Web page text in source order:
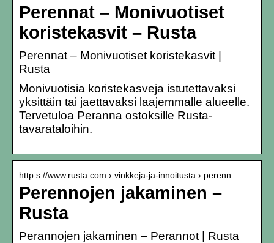
Perennat – Monivuotiset
koristekasvit – Rusta
Perennat – Monivuotiset koristekasvit |
Rusta
Monivuotisia koristekasveja istutettavaksi
yksittäin tai jaettavaksi laajemmalle alueelle.
Tervetuloa Peranna ostoksille Rusta-
tavarataloihin.
http s://www.rusta.com › vinkkeja-ja-innoitusta › perenn…
Perennojen jakaminen –
Rusta
Perannojen jakaminen – Perannot | Rusta